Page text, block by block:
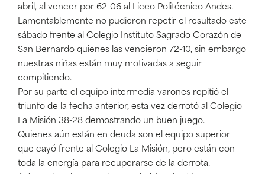
abril, al vencer por 62-06 al Liceo Politécnico Andes.
Lamentablemente no pudieron repetir el resultado este
sábado frente al Colegio Instituto Sagrado Corazón de
San Bernardo quienes las vencieron 72-10, sin embargo
nuestras niñas están muy motivadas a seguir
compitiendo.
Por su parte el equipo intermedia varones repitió el
triunfo de la fecha anterior, esta vez derrotó al Colegio
La Misión 38-28 demostrando un buen juego.
Quienes aún están en deuda son el equipo superior
que cayó frente al Colegio La Misión, pero están con
toda la energía para recuperarse de la derrota.